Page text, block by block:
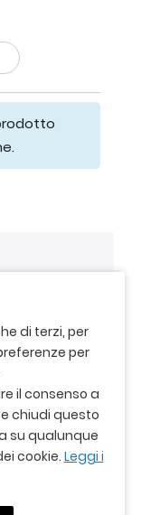
di terzi, per
per
il consenso a
chiudi questo
su qualunque
cookie.Leggi i